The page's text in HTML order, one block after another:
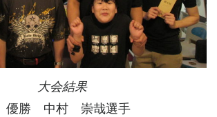
大会結果
優勝 中村 崇哉選手